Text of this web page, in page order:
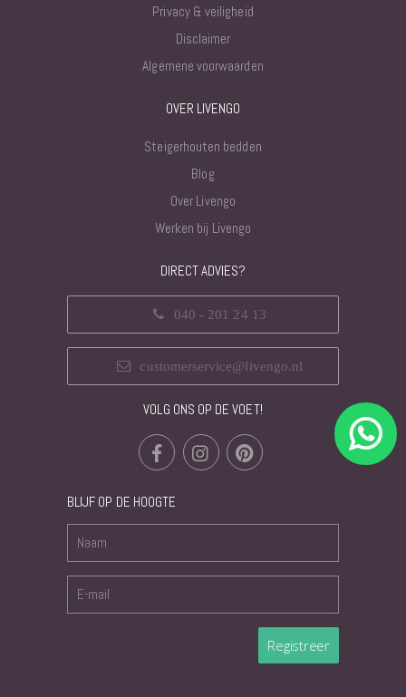
Privacy & veiligheid
Disclaimer
Algemene voorwaarden
OVER LIVENGO
Steigerhouten bedden
Blog
Over Livengo
Werken bij Livengo
DIRECT ADVIES?
040 - 201 24 13
customerservice@livengo.nl
VOLG ONS OP DE VOET!
BLIJF OP DE HOOGTE
Registreer